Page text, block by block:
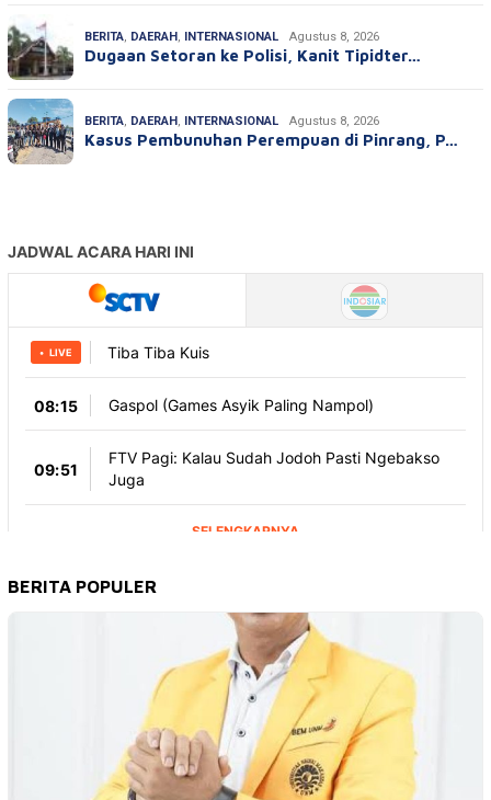
BERITA, DAERAH, INTERNASIONAL Agustus 8, 2026
Dugaan Setoran ke Polisi, Kanit Tipidter…
BERITA, DAERAH, INTERNASIONAL Agustus 8, 2026
Kasus Pembunuhan Perempuan di Pinrang, P…
BERITA POPULER